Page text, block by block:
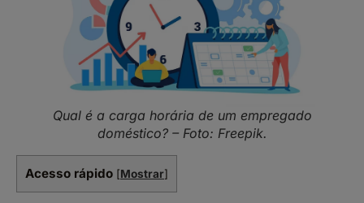
Qual é a carga horária de um empregado
doméstico? – Foto: Freepik.
Acesso rápido [Mostrar]